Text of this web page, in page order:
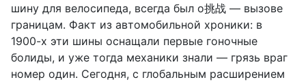
шину для велосипеда, всегда был о挑战 — вызове
границам. Факт из автомобильной хроники: в
1900-х эти шины оснащали первые гоночные
болиды, и уже тогда механики знали — грязь враг
номер один. Сегодня, с глобальным расширением